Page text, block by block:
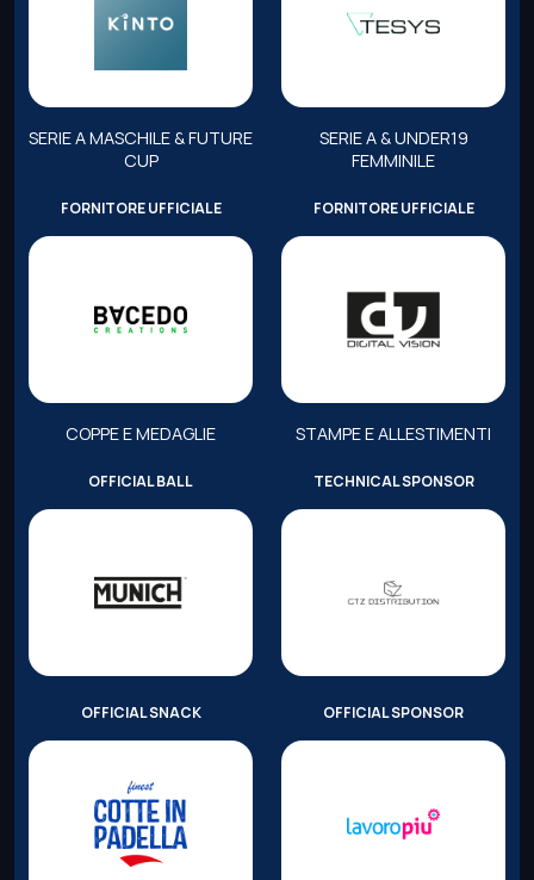
SERIE A MASCHILE & FUTURE
CUP
SERIE A & UNDER19
FEMMINILE
FORNITORE UFFICIALE
COPPE E MEDAGLIE
FORNITORE UFFICIALE
STAMPE E ALLESTIMENTI
OFFICIAL BALL TECHNICAL SPONSOR
OFFICIAL SNACK OFFICIAL SPONSOR